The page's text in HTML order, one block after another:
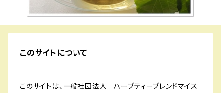
このサイトについて
このサイトは、一般社団法人 ハーブティーブレンドマイス